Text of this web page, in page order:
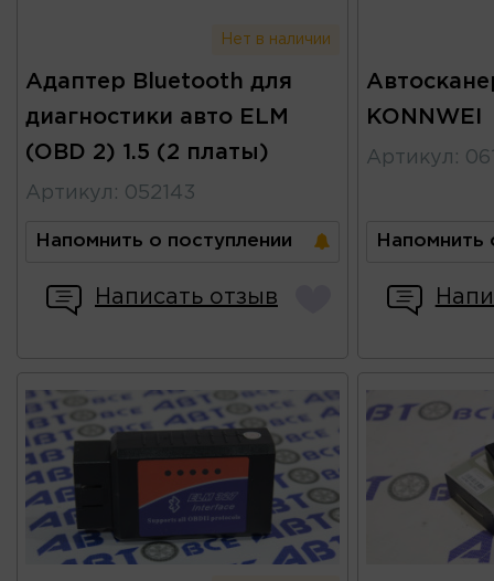
Нет в наличии
Адаптер Bluetooth для
диагностики авто ELM
(OBD 2) 1.5 (2 платы)
Артикул : 052143
Напомнить о поступлении
Написать отзыв
KONNWEI
Артикул :
Напомнить